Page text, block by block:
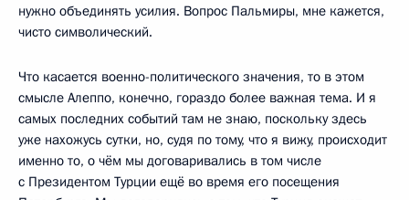
нужно объединять усилия. Вопрос Пальмиры, мне кажется,
чисто символический.
Что касается военно-политического значения, то в этом
смысле Алеппо, конечно, гораздо более важная тема. И я
самых последних событий там не знаю, поскольку здесь
уже нахожусь сутки, но, судя по тому, что я вижу, происходит
именно то, о чём мы договаривались в том числе
с Президентом Турции ещё во время его посещения